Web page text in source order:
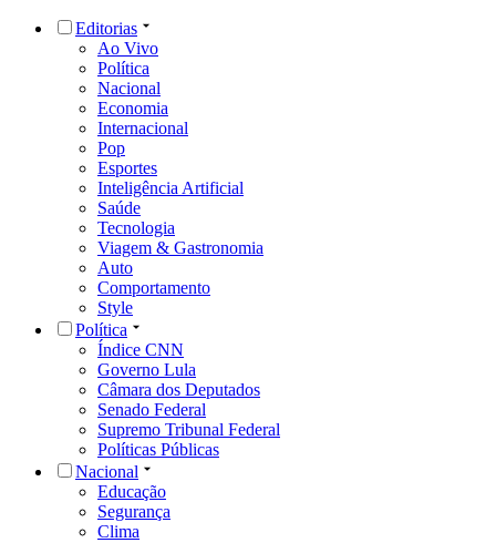
Editorias
Ao Vivo
Política
Nacional
Economia
Internacional
Pop
Esportes
Inteligência Artificial
Saúde
Tecnologia
Viagem & Gastronomia
Auto
Comportamento
Style
Política
Índice CNN
Governo Lula
Câmara dos Deputados
Senado Federal
Supremo Tribunal Federal
Políticas Públicas
Nacional
Educação
Segurança
Clima